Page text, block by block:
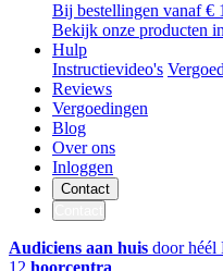
Bij bestellingen vanaf €
Bekijk onze producten
Hulp
Instructievideo's
Reviews
Vergoedingen
Blog
Over ons
Inloggen
Contact
Audiciens aan huis door héél